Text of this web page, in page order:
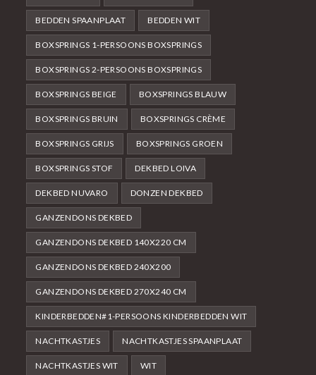
BEDDEN SPAANPLAAT BEDDEN WIT
BOXSPRINGS 1-PERSOONS BOXSPRINGS
BOXSPRINGS 2-PERSOONS BOXSPRINGS
BOXSPRINGS BEIGE BOXSPRINGS BLAUW
BOXSPRINGS BRUIN BOXSPRINGS CRÈME
BOXSPRINGS GRIJS BOXSPRINGS GROEN
BOXSPRINGS STOF DEKBED LOIVA
DEKBED NUVARO DONZEN DEKBED
GANZENDONS DEKBED
GANZENDONS DEKBED 140X220 CM
GANZENDONS DEKBED 240X200
GANZENDONS DEKBED 270X240 CM
KINDERBEDDEN#1-PERSOONS KINDERBEDDEN WIT
NACHTKASTJES NACHTKASTJES SPAANPLAAT
NACHTKASTJES WIT WIT